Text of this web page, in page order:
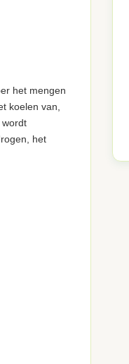
het mengen
koelen van,
het